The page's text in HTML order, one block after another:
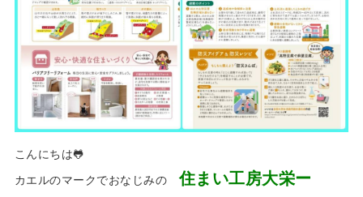
こんにちは🐸
カエルのマークでおなじみの住まい工房大栄ー